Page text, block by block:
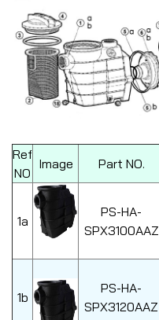
Ref
NO
Image Part NO.
1a
PS-HA-
SPX3100AAZ
1b
PS-HA-
SPX3120AAZ